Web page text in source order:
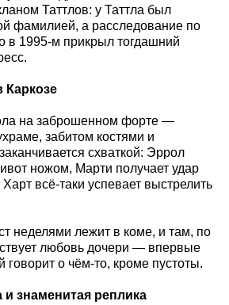
Таттлов: у Таттла был
фамилией, а расследование по
в 1995-м прикрыл тогдашний
Каркозе
на заброшенном форте —
забитом костями и
схваткой: Эррол
ножом, Марти получает удар
всё-таки успевает выстрелить
неделями лежит в коме, и там, по
любовь дочери — впервые
говорит о чём-то, кроме пустоты.
знаменитая реплика